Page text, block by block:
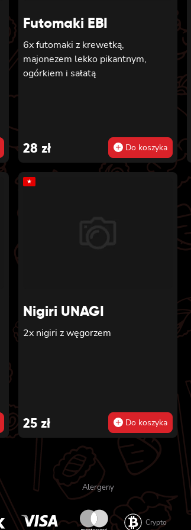
Futomaki EBI
6x futomaki z krewetką,
majonezem lekko pikantnym,
ogórkiem i sałatą
28 zł Do koszyka
★
Nigiri UNAGI
2x nigiri z węgorzem
25 zł Do koszyka
Alergeny
Crypto